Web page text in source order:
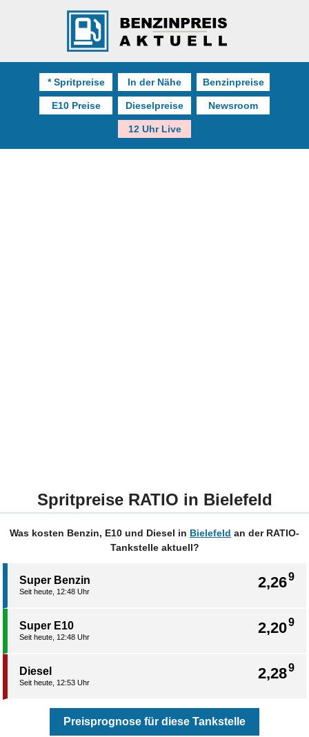
* Spritpreise In der Nähe Benzinpreise
E10 Preise Dieselpreise Newsroom
12 Uhr Live
Spritpreise RATIO in Bielefeld
Was kosten Benzin, E10 und Diesel in Bielefeld an der RATIO-
Tankstelle aktuell?
2,269
Super Benzin
Seit heute, 12:48 Uhr
2,209
Super E10
Seit heute, 12:48 Uhr
2,289
Diesel
Seit heute, 12:53 Uhr
Preisprognose für diese Tankstelle